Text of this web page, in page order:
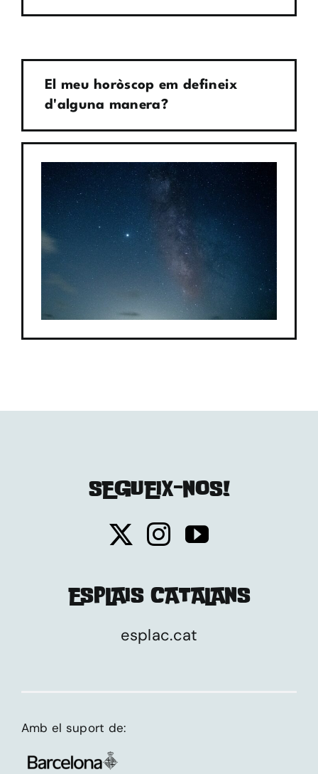
El meu horòscop em defineix
d'alguna manera?
SEGUEIX-NOS!
ESPLAIS CATALANS
esplac.cat
Amb el suport de: